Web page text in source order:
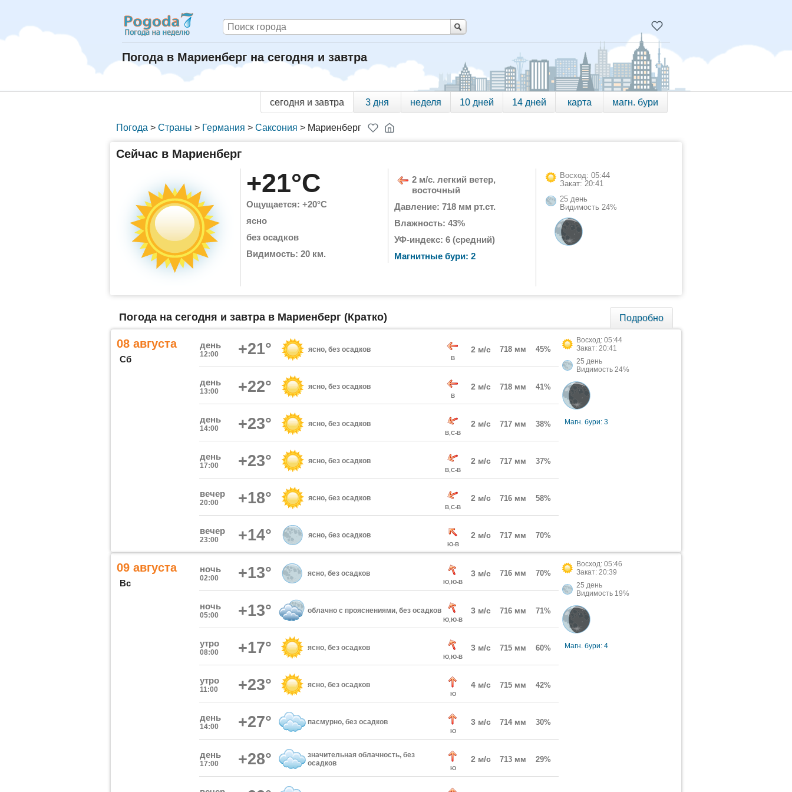
Погода в Мариенберг на сегодня и завтра
сегодня и завтра 3 дня неделя 10 дней 14 дней карта магн. бури
Погода > Страны > Германия > Саксония > Мариенберг
Сейчас в Мариенберг
+21°C
Ощущается: +20°C
ясно
без осадков
Видимость: 20 км.
2 м/с. легкий ветер,
восточный
Давление: 718 мм рт.ст.
Влажность: 43%
УФ-индекс: 6 (средний)
Магнитные бури: 2
Восход: 05:44
Закат: 20:41
25 день
Видимость 24%
Погода на сегодня и завтра в Мариенберг (Кратко) Подробно
08 августа
Сб
день
12:00 +21° ясно, без осадков
В
2 м/с 718 мм 45%
день
13:00 +22° ясно, без осадков
В
2 м/с 718 мм 41%
день
14:00 +23° ясно, без осадков
В,С-В
2 м/с 717 мм 38%
день
17:00 +23° ясно, без осадков
В,С-В
2 м/с 717 мм 37%
вечер
20:00 +18° ясно, без осадков
В,С-В
2 м/с 716 мм 58%
вечер
23:00 +14° ясно, без осадков
Ю-В
2 м/с 717 мм 70%
Восход: 05:44
Закат: 20:41
25 день
Видимость 24%
Магн. бури: 3
09 августа
Вс
ночь
02:00 +13° ясно, без осадков
Ю,Ю-В
3 м/с 716 мм 70%
ночь
05:00 +13° облачно с прояснениями, без осадков
Ю,Ю-В
3 м/с 716 мм 71%
утро
08:00 +17° ясно, без осадков
Ю,Ю-В
3 м/с 715 мм 60%
утро
11:00 +23° ясно, без осадков
Ю
4 м/с 715 мм 42%
день
14:00 +27° пасмурно, без осадков
Ю
3 м/с 714 мм 30%
день
17:00 +28°
значительная облачность, без
осадков
Ю
2 м/с 713 мм 29%
Восход: 05:46
Закат: 20:39
25 день
Видимость 19%
Магн. бури: 4